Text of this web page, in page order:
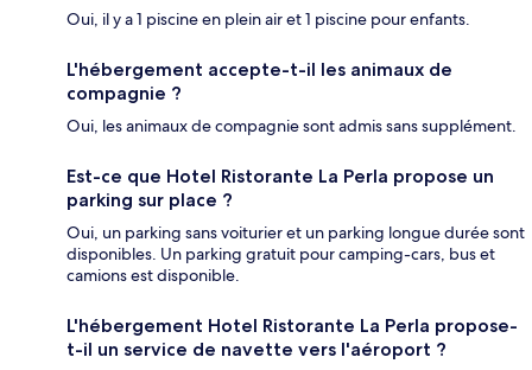
Oui, il y a 1 piscine en plein air et 1 piscine pour enfants.
L'hébergement accepte-t-il les animaux de
compagnie ?
Oui, les animaux de compagnie sont admis sans supplément.
Est-ce que Hotel Ristorante La Perla propose un
parking sur place ?
Oui, un parking sans voiturier et un parking longue durée sont
disponibles. Un parking gratuit pour camping-cars, bus et
camions est disponible.
L'hébergement Hotel Ristorante La Perla propose-
t-il un service de navette vers l'aéroport ?